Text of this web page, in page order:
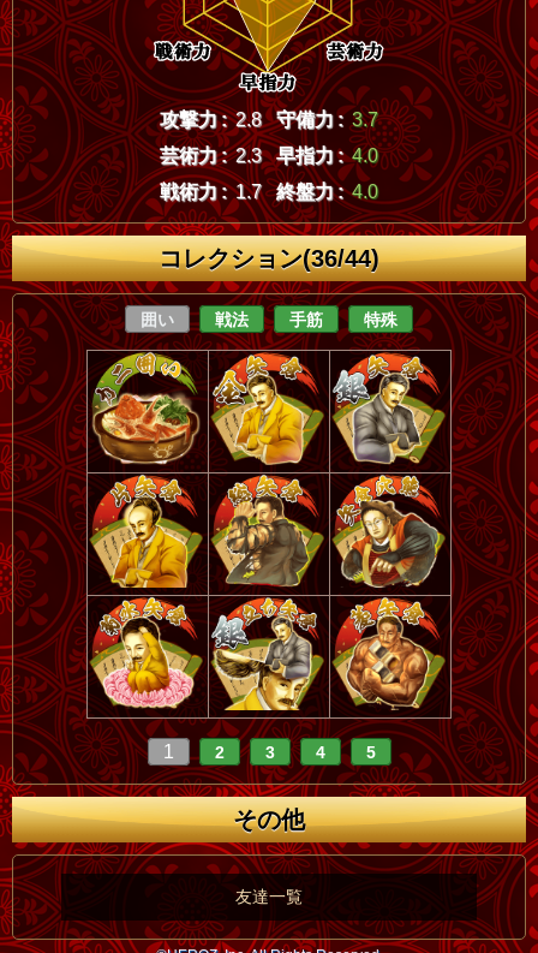
攻撃力 : 2.8 守備力 : 3.7
芸術力 : 2.3 早指力 : 4.0
戦術力 : 1.7 終盤力 : 4.0
コレクション(36/44)
囲い 戦法 手筋 特殊
1 2 3 4 5
その他
友達一覧